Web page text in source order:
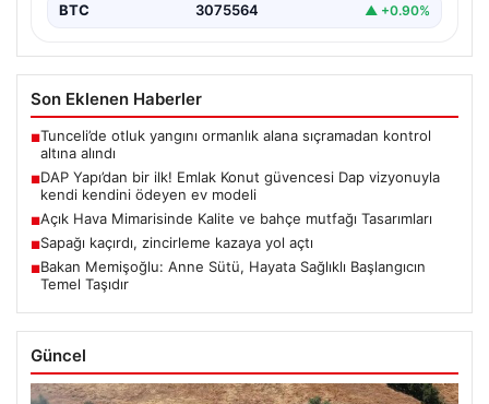
BTC 3075564 ▲ +0.90%
Son Eklenen Haberler
■Tunceli’de otluk yangını ormanlık alana sıçramadan kontrol
altına alındı
■DAP Yapı’dan bir ilk! Emlak Konut güvencesi Dap vizyonuyla
kendi kendini ödeyen ev modeli
■Açık Hava Mimarisinde Kalite ve bahçe mutfağı Tasarımları
■Sapağı kaçırdı, zincirleme kazaya yol açtı
■Bakan Memişoğlu: Anne Sütü, Hayata Sağlıklı Başlangıcın
Temel Taşıdır
Güncel